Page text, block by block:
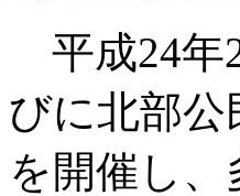
平成24年
びに北部
を開催し